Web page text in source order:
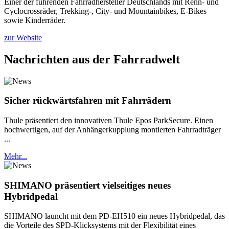
Cyclocrossräder, Trekking-, City- und Mountainbikes, E-Bikes
sowie Kinderräder.
zur Website
Nachrichten aus der Fahrradwelt
Sicher rückwärtsfahren mit Fahrrädern
Thule präsentiert den innovativen Thule Epos ParkSecure. Einen
hochwertigen, auf der Anhängerkupplung montierten Fahrradträger
...
Mehr...
SHIMANO präsentiert vielseitiges neues
Hybridpedal
SHIMANO launcht mit dem PD-EH510 ein neues Hybridpedal, das
die Vorteile des SPD-Klicksystems mit der Flexibilität eines